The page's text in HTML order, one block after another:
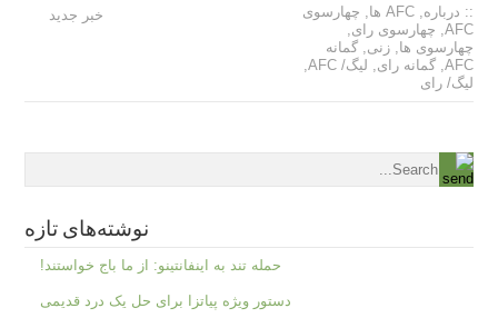
خبر جدید :: درباره,AFC ها , چهارسوی
AFC
, چهارسوی رای,
چهارسوی ها,زنی,گمانه
AFC
,گمانه رای, لیگ/ AFC
,
لیگ/ رای
نوشته‌های تازه
حمله تند به اینفانتینو: از ما باج خواستند!
دستور ویژه پیاتزا برای حل یک درد قدیمی